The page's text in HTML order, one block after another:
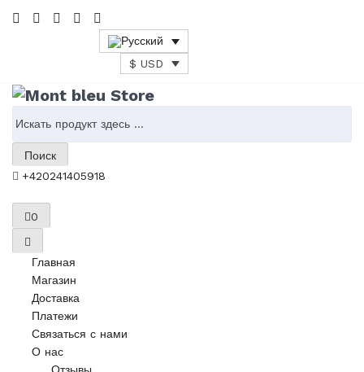
$ USD
Поиск
+420241405918
0
Главная
Магазин
Доставка
Платежи
Связаться с нами
О нас